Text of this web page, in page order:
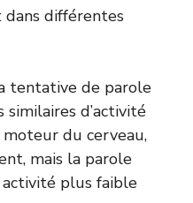
différentes
tentative de parole
d’activité
du cerveau,
mais la parole
plus faible